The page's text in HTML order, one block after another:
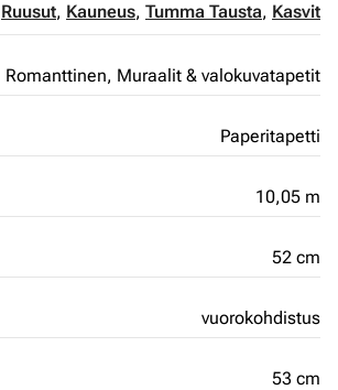
Ruusut, Kauneus, Tumma Tausta, Kasvit
Romanttinen, Muraalit & valokuvatapetit
Paperitapetti
10,05 m
52 cm
vuorokohdistus
53 cm